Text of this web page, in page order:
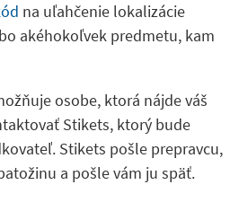
na uľahčenie lokalizácie
akéhokoľvek predmetu, kam
osobe, ktorá nájde váš
Stikets, ktorý bude
Stikets pošle prepravcu,
a pošle vám ju späť.